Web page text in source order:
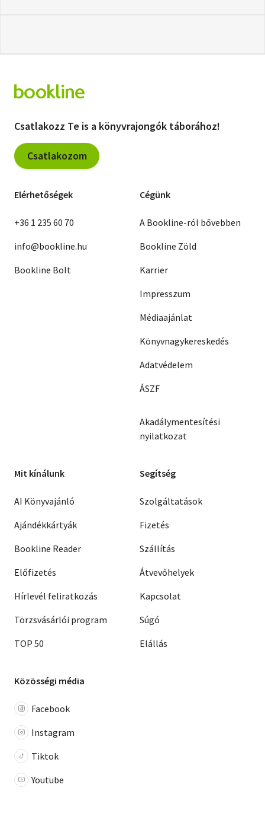
Csatlakozz Te is a könyvrajongók táborához!
Csatlakozom
Elérhetőségek
+36 1 235 60 70
info@bookline.hu
Bookline Bolt
Cégünk
A Bookline-ról bővebben
Bookline Zöld
Karrier
Impresszum
Médiaajánlat
Könyvnagykereskedés
Adatvédelem
ÁSZF
Akadálymentesítési
nyilatkozat
Mit kínálunk
AI Könyvajánló
Ajándékkártyák
Bookline Reader
Előfizetés
Hírlevél feliratkozás
Törzsvásárlói program
TOP 50
Segítség
Szolgáltatások
Fizetés
Szállítás
Átvevőhelyek
Kapcsolat
Súgó
Elállás
Közösségi média
Facebook
Instagram
Tiktok
Youtube